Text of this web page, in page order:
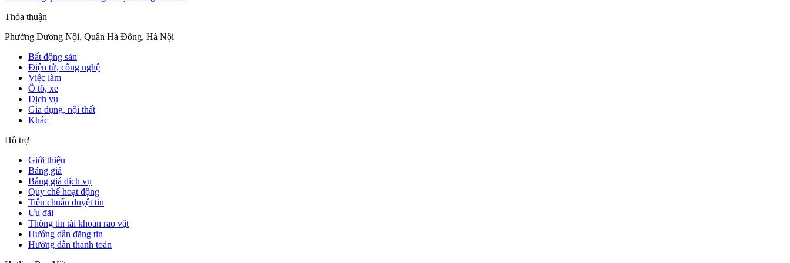
Thỏa thuận
Phường Dương Nội, Quận Hà Đông, Hà Nội
Bất động sản
Điện tử, công nghệ
Việc làm
Ô tô, xe
Dịch vụ
Gia dụng, nội thất
Khác
Hỗ trợ
Giới thiệu
Bảng giá
Bảng giá dịch vụ
Quy chế hoạt động
Tiêu chuẩn duyệt tin
Ưu đãi
Thông tin tài khoản rao vặt
Hướng dẫn đăng tin
Hướng dẫn thanh toán